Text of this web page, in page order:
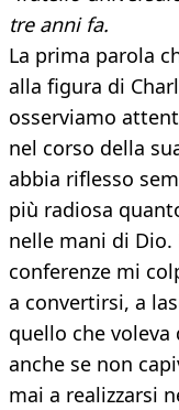
tre anni fa.
La prima parola
alla figura di
osserviamo
nel corso della
abbia riflesso
più radiosa
nelle mani di
conferenze mi
a convertirsi, a
quello che
anche se non
mai a realizzarsi